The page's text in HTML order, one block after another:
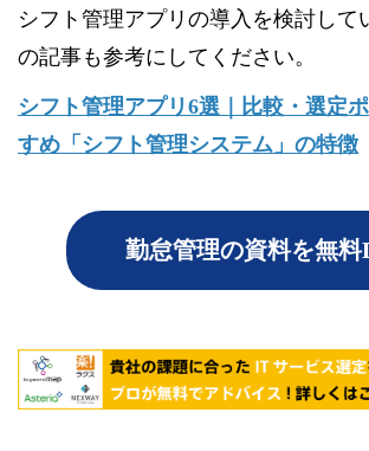
シフト管理アプリの導入を検討して
の記事も参考にしてください。
シフト管理アプリ6選｜比較・選定
すめ「シフト管理システム」の特徴
勤怠管理の資料を無料